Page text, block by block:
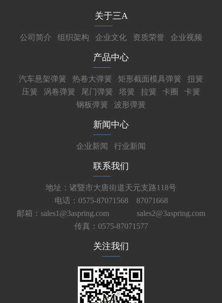
关于三A
公司简介 组织架构 企业文化 资质荣誉 企业视频
产品中心
汽车悬架弹簧 热卷大弹簧 矩形截面模具弹簧
扭簧
压簧
涡卷弹簧 尾门弹簧 塔簧 拉簧 卡圈
卡簧
钢板弹簧
波形弹簧
新闻中心
企业新闻 行业新闻
联系我们
地址：诸暨市大唐街道天元支路118号
电话：0575-87071568 87071668
邮箱：sales1@3aspring.com
sales2@3aspring.com
传真：0575-87071577
关注我们